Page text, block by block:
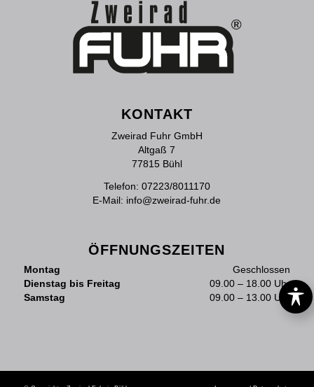
KONTAKT
Zweirad Fuhr GmbH
Altgaß 7
77815 Bühl
Telefon: 07223/8011170
E-Mail: info@zweirad-fuhr.de
ÖFFNUNGSZEITEN
Montag
Geschlossen
Dienstag bis Freitag
09.00 – 18.00 Uhr
Samstag
09.00 – 13.00 Uhr